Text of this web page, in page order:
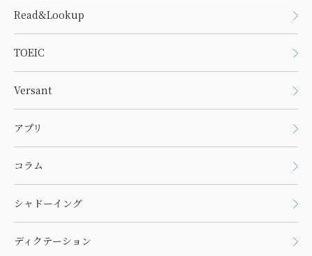
Read&Lookup
TOEIC
Versant
アプリ
コラム
シャドーイング
ディクテーション